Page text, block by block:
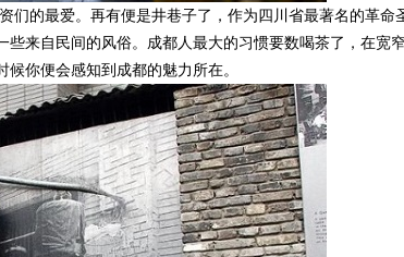
的最爱。再有便是井巷子了，作为四川省最著名的革命
来自民间的风俗。成都人最大的习惯要数喝茶了，在宽
你便会感知到成都的魅力所在。